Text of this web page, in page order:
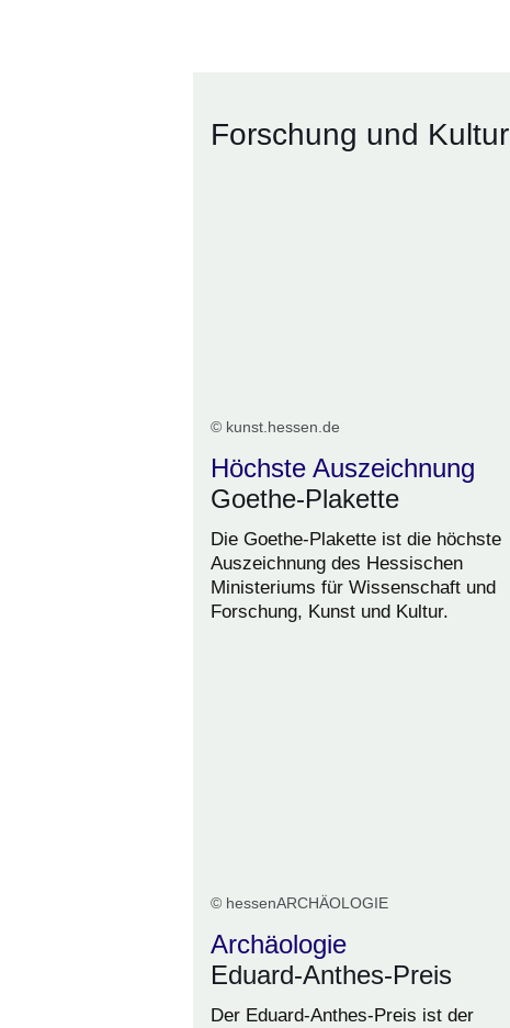
Forschung und Kultur
© kunst.hessen.de
Höchste Auszeichnung
Goethe-Plakette
Die Goethe-Plakette ist die höchste
Auszeichnung des Hessischen
Ministeriums für Wissenschaft und
Forschung, Kunst und Kultur.
© hessenARCHÄOLOGIE
Archäologie
Eduard-Anthes-Preis
Der Eduard-Anthes-Preis ist der